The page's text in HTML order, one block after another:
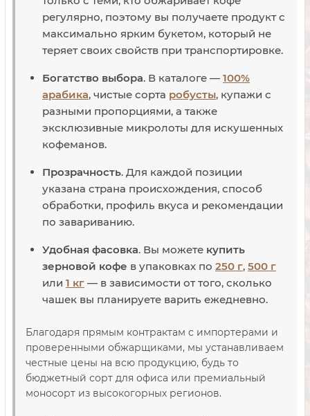
регулярно, поэтому вы получаете продукт с
максимально ярким букетом, который не
теряет своих свойств при транспортировке.
Богатство выбора. В каталоге — 100%
арабика, чистые сорта робусты, купажи с
разными пропорциями, а также
эксклюзивные микролоты для искушенных
кофеманов.
Прозрачность. Для каждой позиции
указана страна происхождения, способ
обработки, профиль вкуса и рекомендации
по завариванию.
Удобная фасовка. Вы можете купить
зерновой кофе в упаковках по 250 г, 500 г
или 1 кг — в зависимости от того, сколько
чашек вы планируете варить ежедневно.
Благодаря прямым контрактам с импортерами и
проверенными обжарщиками, мы устанавливаем
честные цены на всю продукцию, будь то
бюджетный сорт для офиса или премиальный
моносорт из высокогорных регионов.